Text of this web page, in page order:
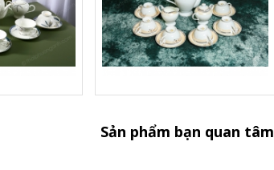
Sản phẩm bạn quan tâm